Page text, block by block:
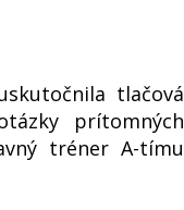
tlačová
prítomných
tréner A-tímu